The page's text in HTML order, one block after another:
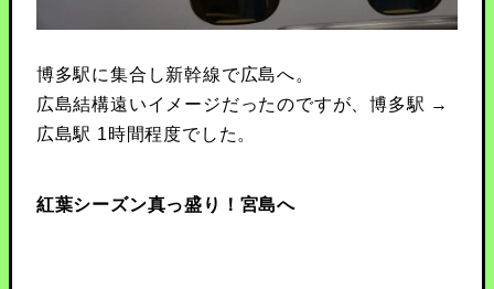
博多駅に集合し新幹線で広島へ。
広島結構遠いイメージだったのですが、博多駅 →
広島駅 1時間程度でした。
紅葉シーズン真っ盛り！宮島へ